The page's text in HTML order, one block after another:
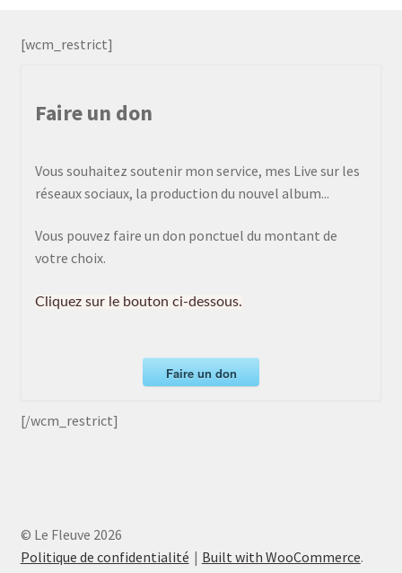
[wcm_restrict]
Faire un don
Vous souhaitez soutenir mon service, mes Live sur les
réseaux sociaux, la production du nouvel album...
Vous pouvez faire un don ponctuel du montant de
votre choix.
Cliquez sur le bouton ci-dessous.
Faire un don
[/wcm_restrict]
© Le Fleuve 2026
Politique de confidentialité
Built with WooCommerce.